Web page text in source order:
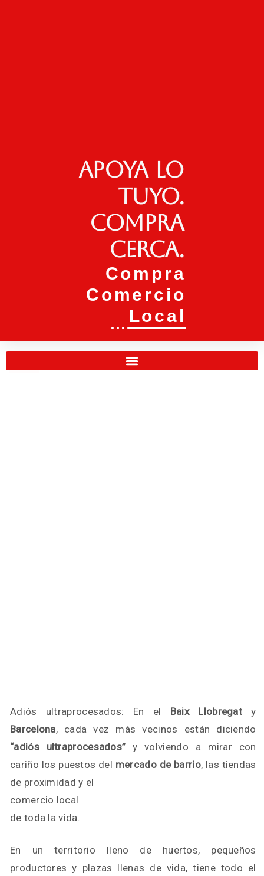
Apoya lo
tuyo.
Compra
cerca.
Compra
Comercio
Local
Adiós ultraprocesados: En el Baix Llobregat y
Barcelona, cada vez más vecinos están diciendo
“adiós ultraprocesados” y volviendo a mirar con
cariño los puestos del mercado de barrio, las tiendas
de proximidad y el
comercio local
de toda la vida.
En un territorio lleno de huertos, pequeños
productores y plazas llenas de vida, tiene todo el